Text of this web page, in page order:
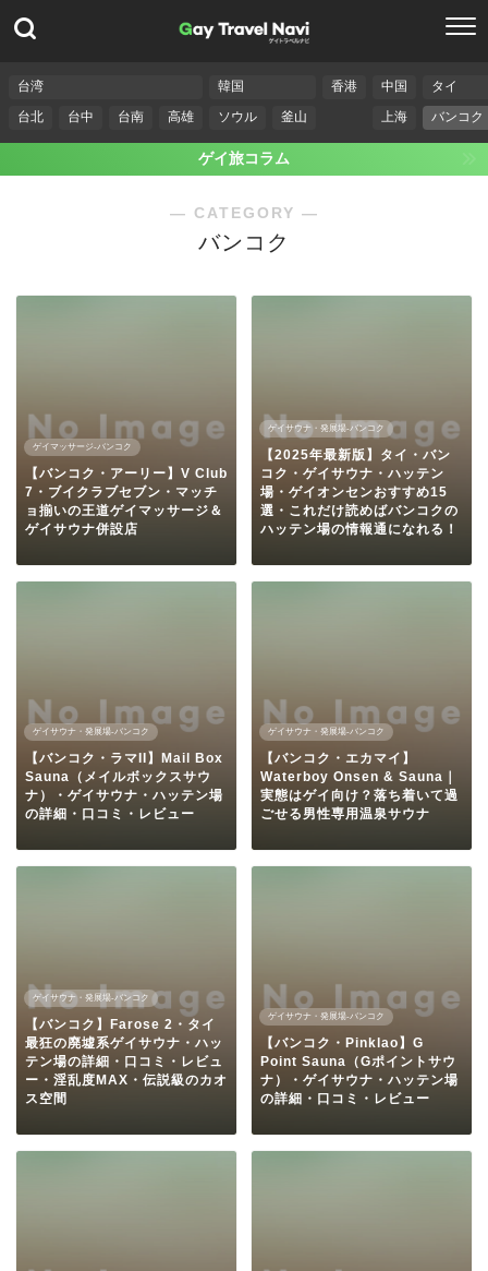
台湾
台北
台中 台南 高雄
韓国
ソウル
釜山
香港
中国
上海
タイ
バンコク
ゲイ旅コラム
― CATEGORY ―
バンコク
ゲイマッサージ-バンコク
【バンコク・アーリー】V Club
7・ブイクラブセブン・マッチ
ョ揃いの王道ゲイマッサージ＆
ゲイサウナ併設店
ゲイサウナ・発展場-バンコク
【2025年最新版】タイ・バン
コク・ゲイサウナ・ハッテン
場・ゲイオンセンおすすめ15
選・これだけ読めばバンコクの
ハッテン場の情報通になれる！
ゲイサウナ・発展場-バンコク
【バンコク・ラマII】Mail Box
Sauna（メイルボックスサウ
ナ）・ゲイサウナ・ハッテン場
の詳細・口コミ・レビュー
ゲイサウナ・発展場-バンコク
【バンコク・エカマイ】
Waterboy Onsen & Sauna｜
実態はゲイ向け？落ち着いて過
ごせる男性専用温泉サウナ
ゲイサウナ・発展場-バンコク
【バンコク】Farose 2・タイ
最狂の廃墟系ゲイサウナ・ハッ
テン場の詳細・口コミ・レビュ
ー・淫乱度MAX・伝説級のカオ
ス空間
ゲイサウナ・発展場-バンコク
【バンコク・Pinklao】G
Point Sauna（Gポイントサウ
ナ）・ゲイサウナ・ハッテン場
の詳細・口コミ・レビュー